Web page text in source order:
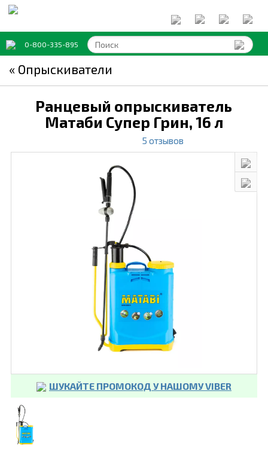
0-800-335-895
« Опрыскиватели
Ранцевый опрыскиватель
Матаби Супер Грин, 16 л
5 отзывов
ШУКАЙТЕ ПРОМОКОД У НАШОМУ VIBER